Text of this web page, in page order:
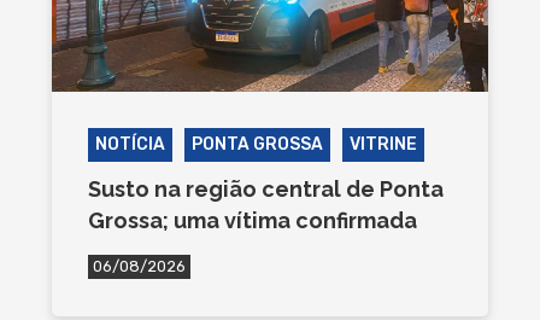
NOTÍCIA PONTA GROSSA VITRINE
Susto na região central de Ponta
Grossa; uma vítima confirmada
06/08/2026